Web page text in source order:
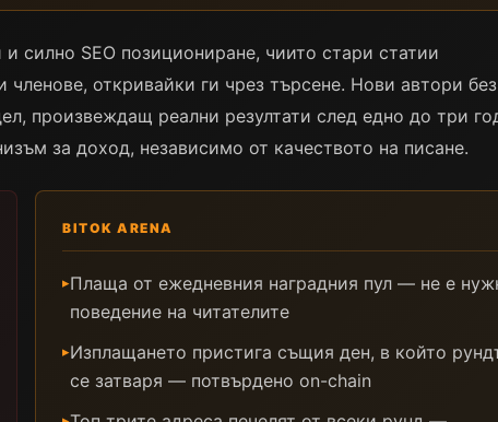
силно SEO позициониране, чиито стари статии
откривайки ги чрез търсене. Нови автори
произвеждащ реални резултати след едно до три
за доход, независимо от качеството на писане.
BITOK ARENA
▸Плаща от ежедневния наградния пул — не е
поведение на читателите
▸Изплащането пристига същия ден, в който
се затваря — потвърдено on-chain